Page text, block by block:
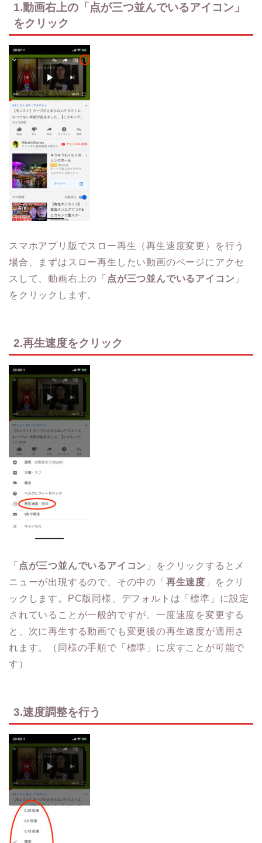
1.動画右上の「点が三つ並んでいるアイコン」
をクリック
スマホアプリ版でスロー再生（再生速度変更）を行う
場合、まずはスロー再生したい動画のページにアクセ
スして、動画右上の「 点が三つ並んでいるアイコン 」
をクリックします。
2.再生速度をクリック
「 点が三つ並んでいるアイコン 」をクリックするとメ
ニューが出現するので、その中の「 再生速度 」をクリ
ックします。PC版同様、デフォルトは「標準」に設定
されていることが一般的ですが、一度速度を変更する
と、次に再生する動画でも変更後の再生速度が適用さ
れます。（同様の手順で「標準」に戻すことが可能で
す）
3.速度調整を行う